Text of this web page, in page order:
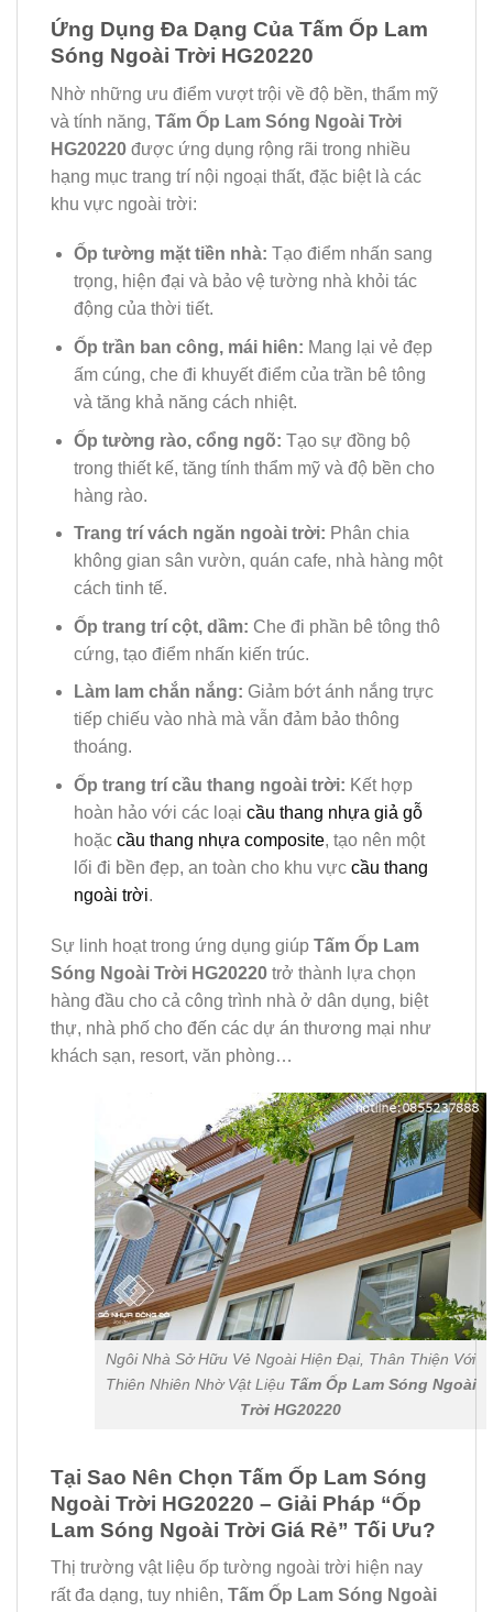
Ứng Dụng Đa Dạng Của Tấm Ốp Lam
Sóng Ngoài Trời HG20220
Nhờ những ưu điểm vượt trội về độ bền, thẩm mỹ
và tính năng, Tấm Ốp Lam Sóng Ngoài Trời
HG20220 được ứng dụng rộng rãi trong nhiều
hạng mục trang trí nội ngoại thất, đặc biệt là các
khu vực ngoài trời:
Ốp tường mặt tiền nhà: Tạo điểm nhấn sang
trọng, hiện đại và bảo vệ tường nhà khỏi tác
động của thời tiết.
Ốp trần ban công, mái hiên: Mang lại vẻ đẹp
ấm cúng, che đi khuyết điểm của trần bê tông
và tăng khả năng cách nhiệt.
Ốp tường rào, cổng ngõ: Tạo sự đồng bộ
trong thiết kế, tăng tính thẩm mỹ và độ bền cho
hàng rào.
Trang trí vách ngăn ngoài trời: Phân chia
không gian sân vườn, quán cafe, nhà hàng một
cách tinh tế.
Ốp trang trí cột, dầm: Che đi phần bê tông thô
cứng, tạo điểm nhấn kiến trúc.
Làm lam chắn nắng: Giảm bớt ánh nắng trực
tiếp chiếu vào nhà mà vẫn đảm bảo thông
thoáng.
Ốp trang trí cầu thang ngoài trời: Kết hợp
hoàn hảo với các loại cầu thang nhựa giả gỗ
hoặc cầu thang nhựa composite, tạo nên một
lối đi bền đẹp, an toàn cho khu vực cầu thang
ngoài trời.
Sự linh hoạt trong ứng dụng giúp Tấm Ốp Lam
Sóng Ngoài Trời HG20220 trở thành lựa chọn
hàng đầu cho cả công trình nhà ở dân dụng, biệt
thự, nhà phố cho đến các dự án thương mại như
khách sạn, resort, văn phòng…
Ngôi Nhà Sở Hữu Vẻ Ngoài Hiện Đại, Thân Thiện Với
Thiên Nhiên Nhờ Vật Liệu Tấm Ốp Lam Sóng Ngoài
Trời HG20220
Tại Sao Nên Chọn Tấm Ốp Lam Sóng
Ngoài Trời HG20220 – Giải Pháp “Ốp
Lam Sóng Ngoài Trời Giá Rẻ” Tối Ưu?
Thị trường vật liệu ốp tường ngoài trời hiện nay
rất đa dạng, tuy nhiên, Tấm Ốp Lam Sóng Ngoài